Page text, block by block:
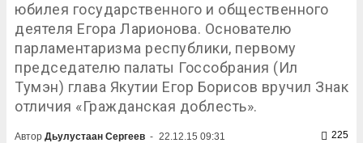
юбилея государственного и общественного
деятеля Егора Ларионова. Основателю
парламентаризма республики, первому
председателю палаты Госсобрания (Ил
Тумэн) глава Якутии Егор Борисов вручил Знак
отличия «Гражданская доблесть».
Автор Дьулустаан Сергеев - 22.12.15 09:31 225